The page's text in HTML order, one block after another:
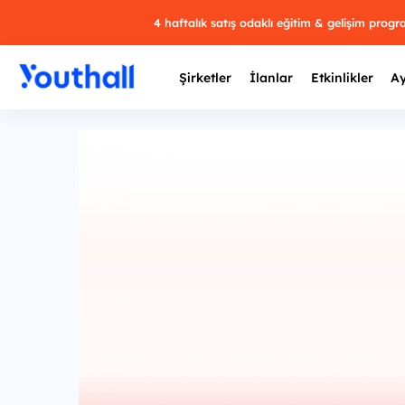
4 haftalık satış odaklı eğitim & gelişim
Şirketler İlanlar Etkinlikler